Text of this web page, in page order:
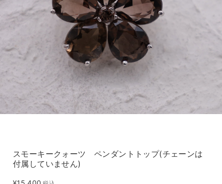
スモーキークォーツ ペンダントトップ(チェーンは
付属していません)